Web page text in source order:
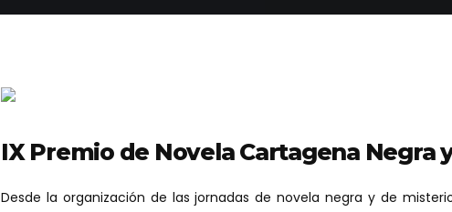
IX Premio de Novela Cartagena Negra
Desde la organización de las jornadas de novela negra y de